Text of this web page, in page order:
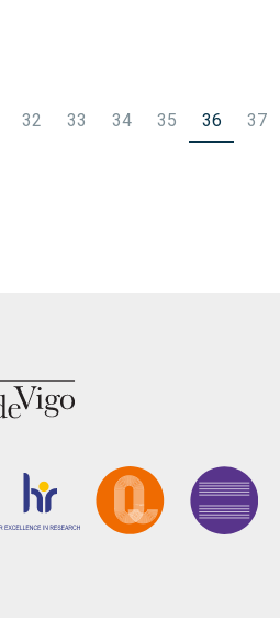
32 33 34 35 36 37